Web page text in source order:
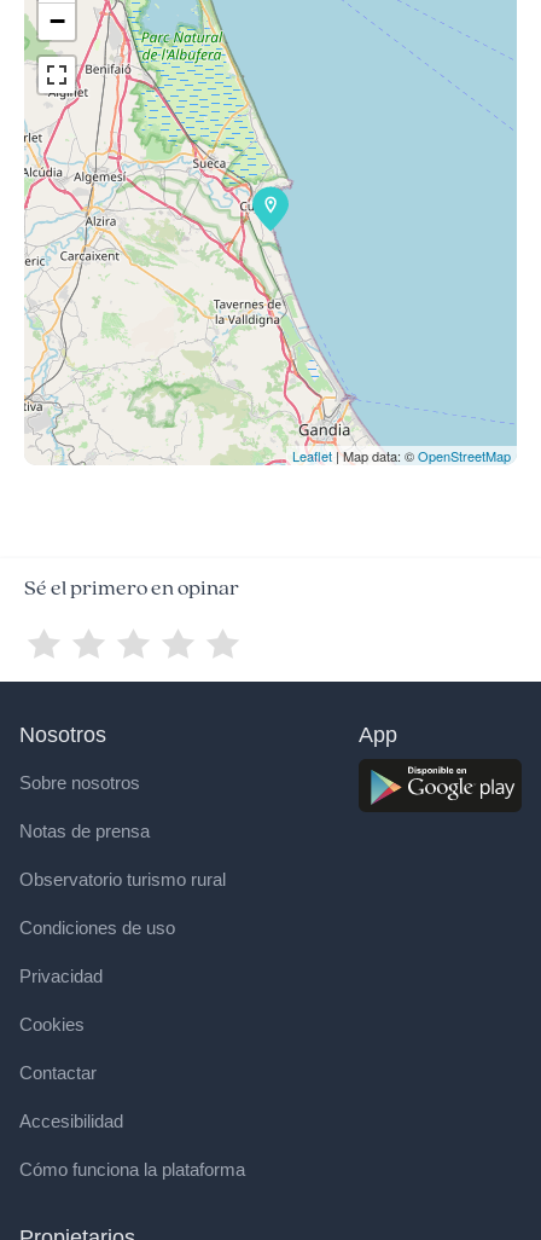
−
Leaflet | Map data: ©OpenStreetMap
Sé el primero en opinar
Nosotros
Sobre nosotros
Notas de prensa
Observatorio turismo rural
Condiciones de uso
Privacidad
Cookies
Contactar
Accesibilidad
Cómo funciona la plataforma
App